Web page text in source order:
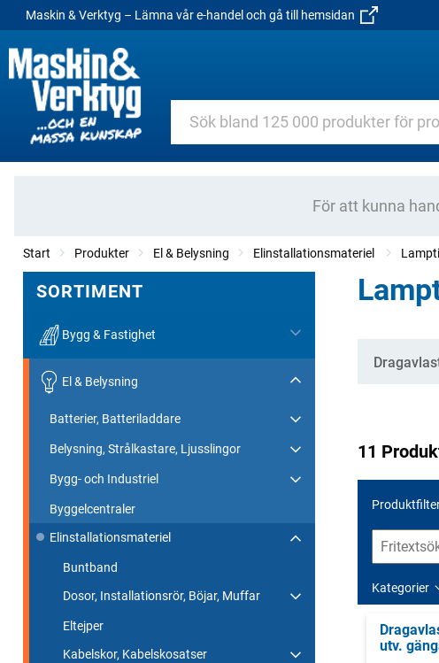
Maskin & Verktyg – Lämna vår e-handel och gå till hemsidan
För att kunna
Start Produkter El & Belysning Elinstallationsmateriel
SORTIMENT
Bygg & Fastighet
El & Belysning
Batterier, Batteriladdare
Belysning, Strålkastare, Ljusslingor
Bygg- och Industriel
Byggelcentraler
Elinstallationsmateriel
Buntband
Dosor, Installationsrör, Böjar, Muffar
Eltejper
Kabelskor, Kabelskosatser
Kategorier
11
Kategorier
utv.